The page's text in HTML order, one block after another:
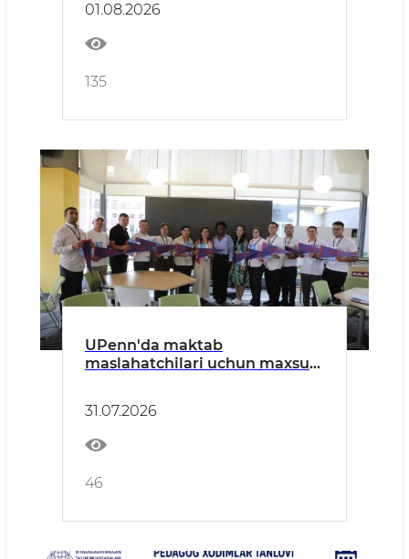
3-sinfiga kirish imtihonlari
bo‘lib o‘tdi.
01.08.2026
135
UPenn'da maktab
maslahatchilari uchun maxsus
31.07.2026
46